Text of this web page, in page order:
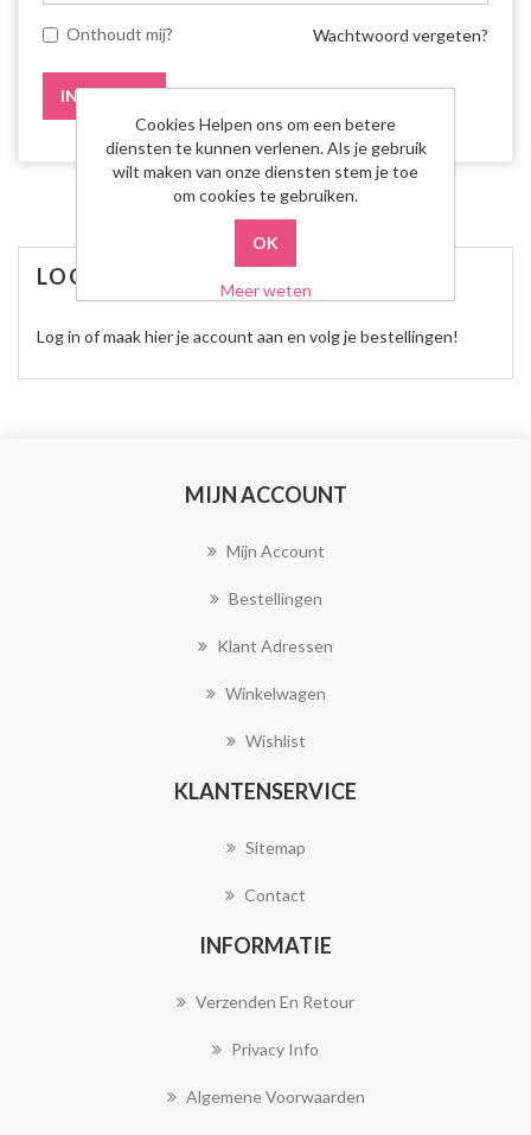
Onthoudt mij? Wachtwoord vergeten?
LOG IN OF REGISTREER!
Log in of maak hier je account aan en volg je bestellingen!
MIJN ACCOUNT
Mijn Account
Bestellingen
Klant Adressen
Winkelwagen
Wishlist
KLANTENSERVICE
Sitemap
Contact
INFORMATIE
Verzenden En Retour
Privacy Info
Algemene Voorwaarden
Cookies Helpen ons om een betere
diensten te kunnen verlenen. Als je gebruik
wilt maken van onze diensten stem je toe
om cookies te gebruiken.
Meer weten